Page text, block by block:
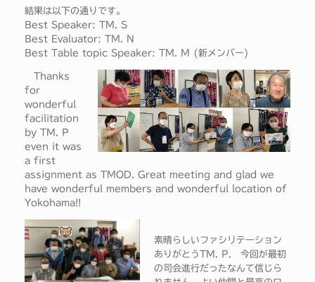
結果は以下の通りです。
Best Speaker: TM. S
Best Evaluator: TM. N
Best Table topic Speaker: TM. M (新メンバー)
Thanks
for
wonderful
facilitation
by TM. P
even it was
a first
assignment as TMOD. Great meeting and glad we
have wonderful members and wonderful location of
Yokohama!!
素晴らしいファシリテーション
ありがとうTM. P. 今回が最初
の司会進行だったなんて信じら